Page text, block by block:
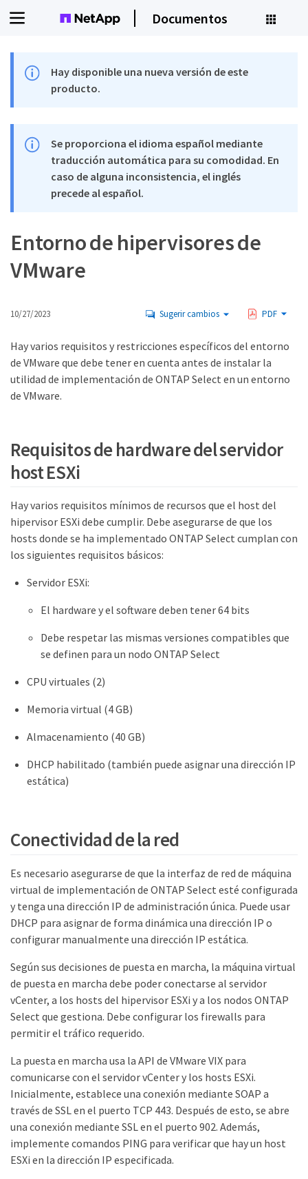
Documentos
Hay disponible una nueva versión de este
producto.
Se proporciona el idioma español mediante
traducción automática para su comodidad. En
caso de alguna inconsistencia, el inglés
precede al español.
Entorno de hipervisores de
VMware
10/27/2023 Sugerir cambios PDF
Hay varios requisitos y restricciones específicos del entorno
de VMware que debe tener en cuenta antes de instalar la
utilidad de implementación de ONTAP Select en un entorno
de VMware.
Requisitos de hardware del servidor
host ESXi
Hay varios requisitos mínimos de recursos que el host del
hipervisor ESXi debe cumplir. Debe asegurarse de que los
hosts donde se ha implementado ONTAP Select cumplan con
los siguientes requisitos básicos:
Servidor ESXi:
El hardware y el software deben tener 64 bits
Debe respetar las mismas versiones compatibles que
se definen para un nodo ONTAP Select
CPU virtuales (2)
Memoria virtual (4 GB)
Almacenamiento (40 GB)
DHCP habilitado (también puede asignar una dirección IP
estática)
Conectividad de la red
Es necesario asegurarse de que la interfaz de red de máquina
virtual de implementación de ONTAP Select esté configurada
y tenga una dirección IP de administración única. Puede usar
DHCP para asignar de forma dinámica una dirección IP o
configurar manualmente una dirección IP estática.
Según sus decisiones de puesta en marcha, la máquina virtual
de puesta en marcha debe poder conectarse al servidor
vCenter, a los hosts del hipervisor ESXi y a los nodos ONTAP
Select que gestiona. Debe configurar los firewalls para
permitir el tráfico requerido.
La puesta en marcha usa la API de VMware VIX para
comunicarse con el servidor vCenter y los hosts ESXi.
Inicialmente, establece una conexión mediante SOAP a
través de SSL en el puerto TCP 443. Después de esto, se abre
una conexión mediante SSL en el puerto 902. Además,
implemente comandos PING para verificar que hay un host
ESXi en la dirección IP especificada.